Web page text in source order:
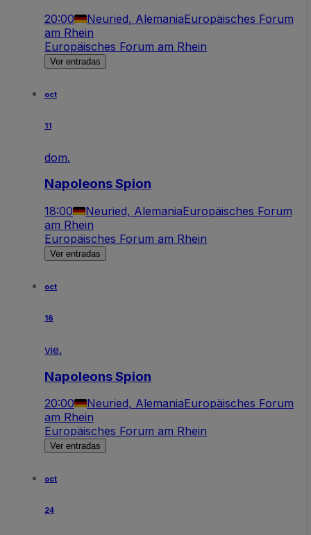
20:00 Neuried, AlemaniaEuropäisches Forum
am Rhein
Europäisches Forum am Rhein
Ver entradas
oct
11
dom.
Napoleons Spion
18:00 Neuried, AlemaniaEuropäisches Forum
am Rhein
Europäisches Forum am Rhein
Ver entradas
oct
16
vie.
Napoleons Spion
20:00 Neuried, AlemaniaEuropäisches Forum
am Rhein
Europäisches Forum am Rhein
Ver entradas
oct
24